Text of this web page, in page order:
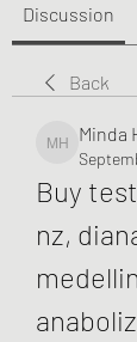
Discussion
Back
Minda Halliday
Minda
Buy
nz,